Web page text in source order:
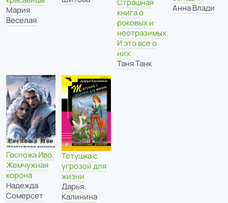
Мария
Веселая
Страшная
книга о
роковых и
неотразимых.
И это все о
них
Таня Танк
Анна Влади
Госпожа Иво.
Жемчужная
корона
Надежда
Сомерсет
Тетушка с
угрозой для
жизни
Дарья
Калинина